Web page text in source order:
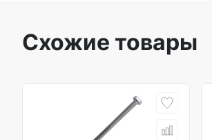
Схожие товары